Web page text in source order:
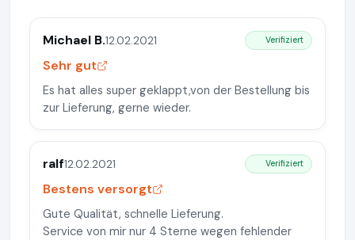
Michael B.12.02.2021 Verifiziert
Sehr gut
Es hat alles super geklappt,von der Bestellung bis
zur Lieferung, gerne wieder.
ralf12.02.2021 Verifiziert
Bestens versorgt
Gute Qualität, schnelle Lieferung.
Service von mir nur 4 Sterne wegen fehlender